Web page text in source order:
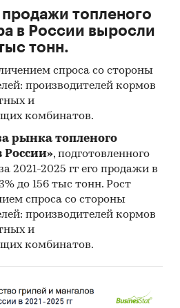
служба
служба
ЕАЭС
BusinesStat:
канцелярских
торговли
товары / Книги,
продажи топленого
в России выросли
тонн.
спроса со стороны
производителей кормов
и
комбинатов.
рынка топленого
, подготовленного
2021-2025 гг его продажи в
до 156 тыс тонн. Рост
спроса со стороны
производителей кормов
и
комбинатов.